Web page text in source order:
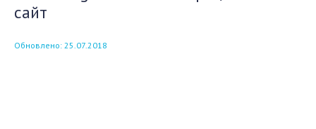
сайт
Обновлено: 25.07.2018